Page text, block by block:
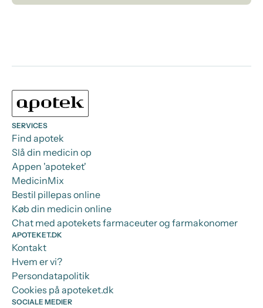
SERVICES
Find apotek
Slå din medicin op
Appen 'apoteket'
MedicinMix
Bestil pillepas online
Køb din medicin online
Chat med apotekets farmaceuter og farmakonomer
APOTEKET.DK
Kontakt
Hvem er vi?
Persondatapolitik
Cookies på apoteket.dk
SOCIALE MEDIER